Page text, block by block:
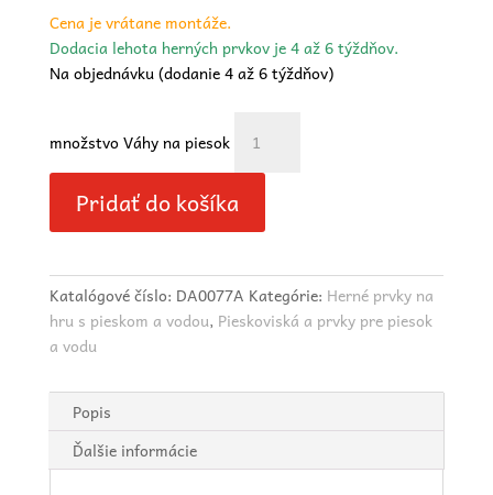
Cena je vrátane montáže.
Dodacia lehota herných prvkov je 4 až 6 týždňov.
Na objednávku (dodanie 4 až 6 týždňov)
množstvo Váhy na piesok
Pridať do košíka
Katalógové číslo: DA0077A Kategórie: Herné prvky na
hru s pieskom a vodou, Pieskoviská a prvky pre piesok
a vodu
Popis
Ďalšie informácie